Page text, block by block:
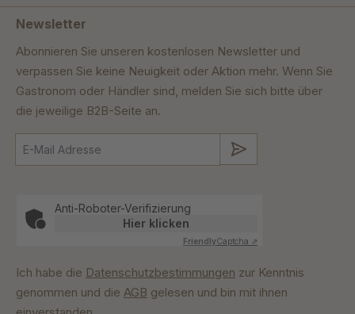
Newsletter
Abonnieren Sie unseren kostenlosen Newsletter und
verpassen Sie keine Neuigkeit oder Aktion mehr. Wenn Sie
Gastronom oder Händler sind, melden Sie sich bitte über
die jeweilige B2B-Seite an.
Anti-Roboter-Verifizierung
Hier klicken
FriendlyCaptcha ⇗
Ich habe die Datenschutzbestimmungen zur Kenntnis
genommen und die AGB gelesen und bin mit ihnen